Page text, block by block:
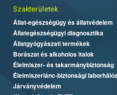
Szakterületek
Állat-egészségügy és állatvédelem
Állategészségügyi diagnosztika
Állatgyógyászati termékek
Borászat és alkoholos italok
Élelmiszer- és takarmánybiztonság
Élelmiszerlánc-biztonsági
Járványvédelem